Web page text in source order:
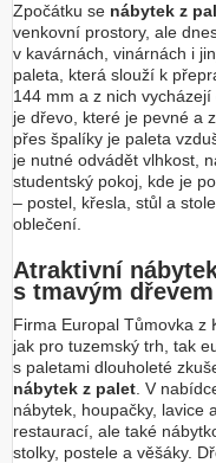
Zpočátku se nábytek z
venkovní prostory, ale
v kavárnách, vinárnách i
paleta, která slouží k
144 mm a z nich
je dřevo, které je pevné a
přes špalíky je paleta
je nutné odvádět vlhkost,
studentský pokoj, kde je
– postel, křesla, stůl a
oblečení.
Atraktivní
s tmavým dřevem
Firma Europal Tůmovka z
jak pro tuzemský trh, tak
s paletami dlouholeté
nábytek z palet . V
nábytek, houpačky, lavice
restaurací, ale také
stolky, postele a věšáky.